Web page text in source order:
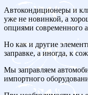
Автокондиционеры и
уже не новинкой, а
опциями современного
Но как и другие
заправке, а иногда, к
Мы заправляем
импортного